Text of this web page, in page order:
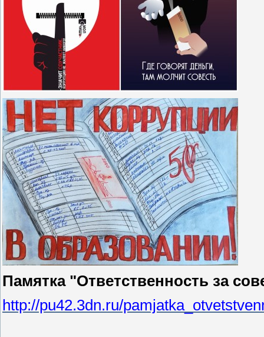
Памятка "Ответственность за
http://pu42.3dn.ru/